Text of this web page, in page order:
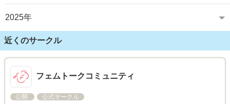
2025年
近くのサークル
フェムトークコミュニティ
公開 公式サークル